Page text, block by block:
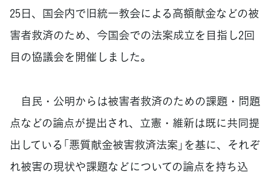
25日、国会内で旧統一教会による高額献金などの被
害者救済のため、今国会での法案成立を目指し2回
目の協議会を開催しました。
自民・公明からは被害者救済のための課題・問題
点などの論点が提出され、立憲・維新は既に共同提
出している「悪質献金被害救済法案」を基に、それぞ
れ被害の現状や課題などについての論点を持ち込